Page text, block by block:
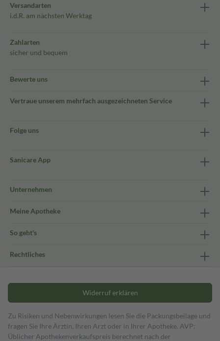
Versandarten
i.d.R. am nächsten Werktag
Zahlarten
sicher und bequem
Bewerte uns
Vertraue unserem mehrfach ausgezeichneten Service
Folge uns
Sanicare App
Unternehmen
Meine Apotheke
So geht's
Rechtliches
Widerruf erklären
Zu Risiken und Nebenwirkungen lesen Sie die Packungsbeilage und
fragen Sie Ihre Ärztin, Ihren Arzt oder in Ihrer Apotheke. AVP:
Üblicher Apothekenverkaufspreis berechnet nach der